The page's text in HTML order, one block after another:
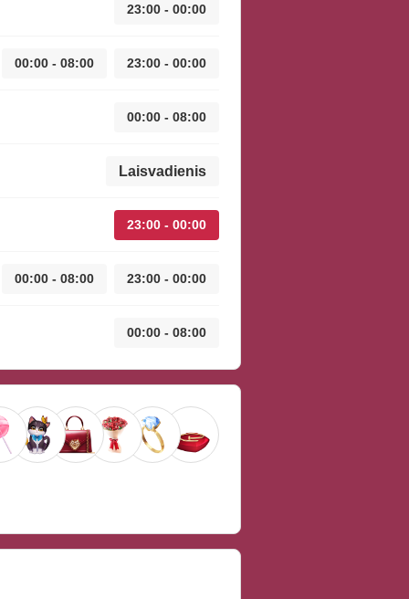
23:00 - 00:00
00:00 - 08:00 23:00 - 00:00
00:00 - 08:00
Laisvadienis
23:00 - 00:00
00:00 - 08:00 23:00 - 00:00
00:00 - 08:00